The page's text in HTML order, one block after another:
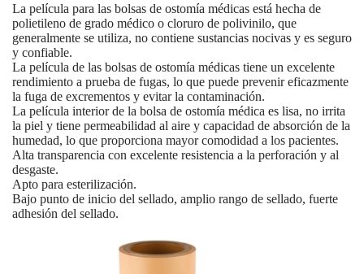
La película para las bolsas de ostomía médicas está hecha de
polietileno de grado médico o cloruro de polivinilo, que
generalmente se utiliza, no contiene sustancias nocivas y es seguro
y confiable.
La película de las bolsas de ostomía médicas tiene un excelente
rendimiento a prueba de fugas, lo que puede prevenir eficazmente
la fuga de excrementos y evitar la contaminación.
La película interior de la bolsa de ostomía médica es lisa, no irrita
la piel y tiene permeabilidad al aire y capacidad de absorción de la
humedad, lo que proporciona mayor comodidad a los pacientes.
Alta transparencia con excelente resistencia a la perforación y al
desgaste.
Apto para esterilización.
Bajo punto de inicio del sellado, amplio rango de sellado, fuerte
adhesión del sellado.